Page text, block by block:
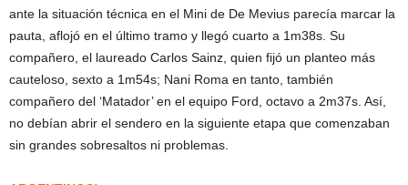
ante la situación técnica en el Mini de De Mevius parecía marcar la
pauta, aflojó en el último tramo y llegó cuarto a 1m38s. Su
compañero, el laureado Carlos Sainz, quien fijó un planteo más
cauteloso, sexto a 1m54s; Nani Roma en tanto, también
compañero del ‘Matador’ en el equipo Ford, octavo a 2m37s. Así,
no debían abrir el sendero en la siguiente etapa que comenzaban
sin grandes sobresaltos ni problemas.